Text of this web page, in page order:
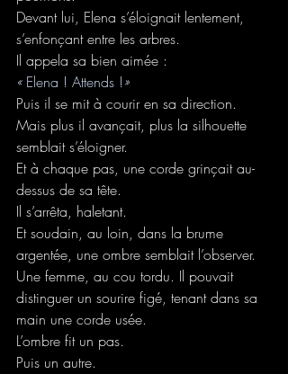
Devant lui, Elena s’éloignait lentement,
s’enfonçant entre les arbres.
Il appela sa bien aimée :
« Elena ! Attends !»
Puis il se mit à courir en sa direction.
Mais plus il avançait, plus la silhouette
semblait s’éloigner.
Et à chaque pas, une corde grinçait au-
dessus de sa tête.
Il s’arrêta, haletant.
Et soudain, au loin, dans la brume
argentée, une ombre semblait l’observer.
Une femme, au cou tordu. Il pouvait
distinguer un sourire figé, tenant dans sa
main une corde usée.
L’ombre fit un pas.
Puis un autre.